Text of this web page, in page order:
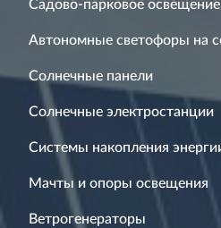
Садово-парковое освещение
Автономные светофоры на
Солнечные панели
Солнечные электростанции
Системы накопления
Мачты и опоры освещения
Ветрогенераторы